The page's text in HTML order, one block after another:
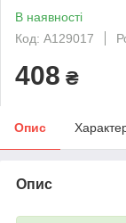
В наявності
Код: A129017
408 ₴
Опис
Опис